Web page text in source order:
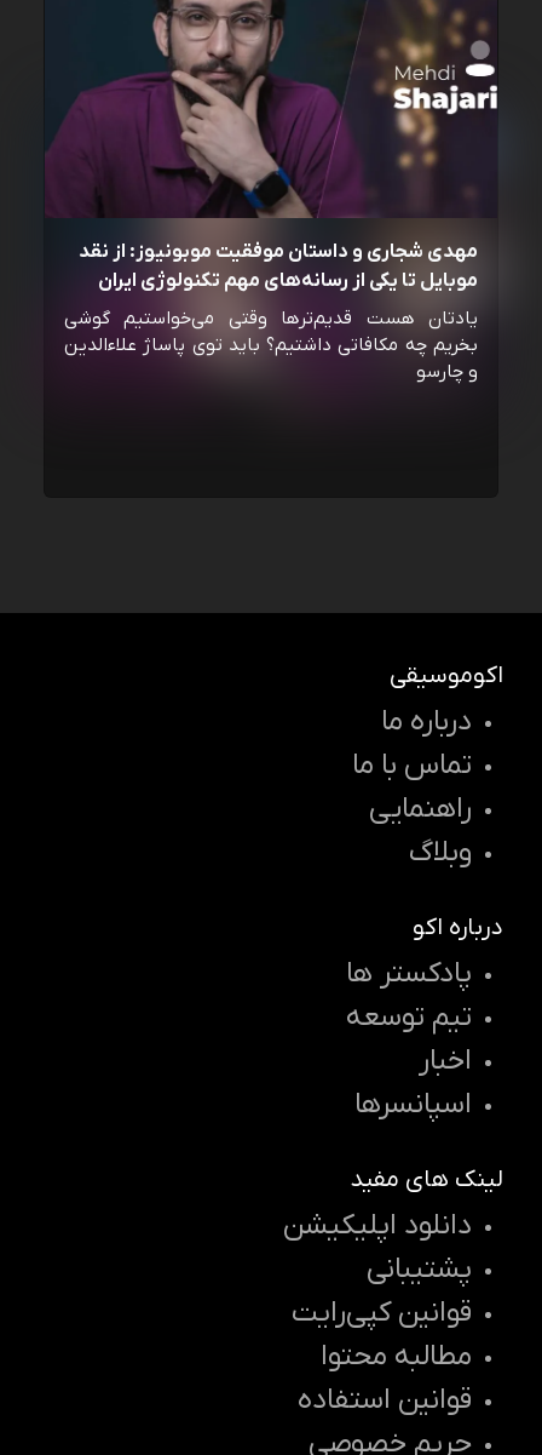
مهدی شجاری و داستان موفقیت موبونیوز: از نقد
موبایل تا یکی از رسانه‌‌های مهم تکنولوژی ایران
یادتان هست قدیم‌ترها وقتی می‌خواستیم گوشی
بخریم چه مکافاتی داشتیم؟ باید توی پاساژ علاءالدین
و چارسو
اکوموسیقی
درباره ما
تماس با ما
راهنمایی
وبلاگ
درباره اکو
پادکستر ها
تیم توسعه
اخبار
اسپانسرها
لینک های مفید
دانلود اپلیکیشن
پشتیبانی
قوانین کپی‌رایت
مطالبه محتوا
قوانین استفاده
حریم خصوصی